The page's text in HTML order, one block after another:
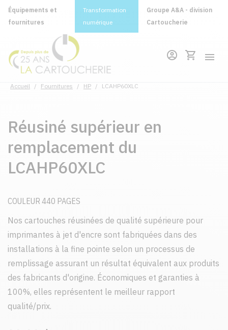
Équipements et
fournitures
Transformation
numérique
Groupe A&A - division
Cartoucherie
Accueil / Fournitures / HP / LCAHP60XLC
Réusiné supérieur en
remplacement du
LCAHP60XLC
COULEUR 440 PAGES
Nos cartouches réusinées de qualité supérieure pour
imprimantes à jet d'encre sont fabriquées dans des
installations à la fine pointe selon un processus de
remplissage assurant un résultat équivalent aux produits
des fabricants d'origine. Économiques et garanties à
100%, elles représentent le meilleur rapport
qualité/prix.